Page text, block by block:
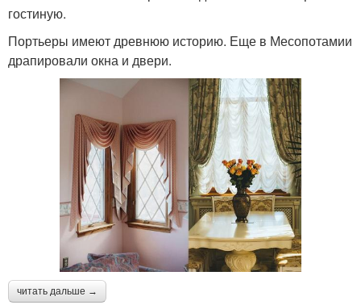
гостиную.
Портьеры имеют древнюю историю. Еще в Месопотамии
драпировали окна и двери.
читать дальше →